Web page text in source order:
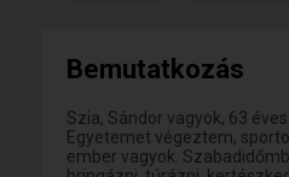
Bemutatkozás
Szia, Sándor vagyok, 63
Egyetemet végeztem,
ember vagyok.